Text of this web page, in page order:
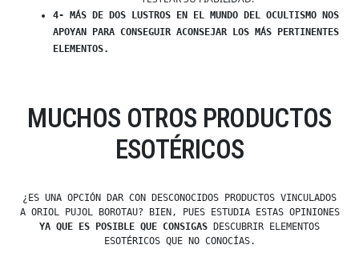
4- MÁS DE DOS LUSTROS EN EL MUNDO DEL OCULTISMO NOS
APOYAN PARA CONSEGUIR ACONSEJAR LOS MÁS PERTINENTES
ELEMENTOS.
MUCHOS OTROS PRODUCTOS
ESOTÉRICOS
¿ES UNA OPCIÓN DAR CON DESCONOCIDOS PRODUCTOS VINCULADOS
A ORIOL PUJOL BOROTAU? BIEN, PUES ESTUDIA ESTAS OPINIONES
YA QUE ES POSIBLE QUE CONSIGAS DESCUBRIR ELEMENTOS
ESOTÉRICOS QUE NO CONOCÍAS.